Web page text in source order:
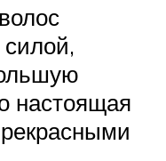
настоящая